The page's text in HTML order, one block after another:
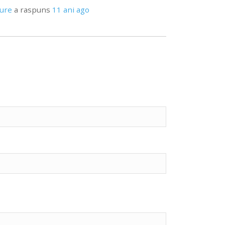
a raspuns 11 ani ago